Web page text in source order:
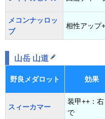
メコンナッロッ
ブ
相性アップ
山岳 山道
野良メダロット 効果
スィーカマー
装甲++：右
で